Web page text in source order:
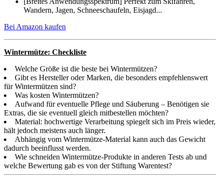
Wandern, Jagen, Schneeschaufeln, Eisjagd...
Bei Amazon kaufen
Wintermütze: Checkliste
Welche Größe ist die beste bei Wintermützen?
Gibt es Hersteller oder Marken, die besonders empfehlenswert
für Wintermützen sind?
Was kosten Wintermützen?
Aufwand für eventuelle Pflege und Säuberung – Benötigen sie
Extras, die sie eventuell gleich mitbestellen möchten?
Material: hochwertige Verarbeitung spiegelt sich im Preis wieder,
hält jedoch meistens auch länger.
Abhängig vom Wintermütze-Material kann auch das Gewicht
dadurch beeinflusst werden.
Wie schneiden Wintermütze-Produkte in anderen Tests ab und
welche Bewertung gab es von der Stiftung Warentest?